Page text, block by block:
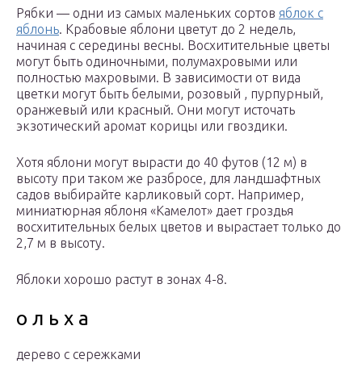
Рябки — одни из самых маленьких сортов яблок с
яблонь. Крабовые яблони цветут до 2 недель,
начиная с середины весны. Восхитительные цветы
могут быть одиночными, полумахровыми или
полностью махровыми. В зависимости от вида
цветки могут быть белыми, розовый , пурпурный,
оранжевый или красный. Они могут источать
экзотический аромат корицы или гвоздики.
Хотя яблони могут вырасти до 40 футов (12 м) в
высоту при таком же разбросе, для ландшафтных
садов выбирайте карликовый сорт. Например,
миниатюрная яблоня «Камелот» дает гроздья
восхитительных белых цветов и вырастает только до
2,7 м в высоту.
Яблоки хорошо растут в зонах 4-8.
о л ь х а
дерево с сережками